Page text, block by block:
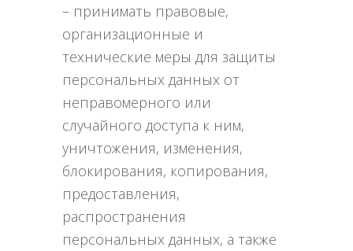
– принимать правовые,
организационные и
технические меры для защиты
персональных данных от
неправомерного или
случайного доступа к ним,
уничтожения, изменения,
блокирования, копирования,
предоставления,
распространения
персональных данных, а также